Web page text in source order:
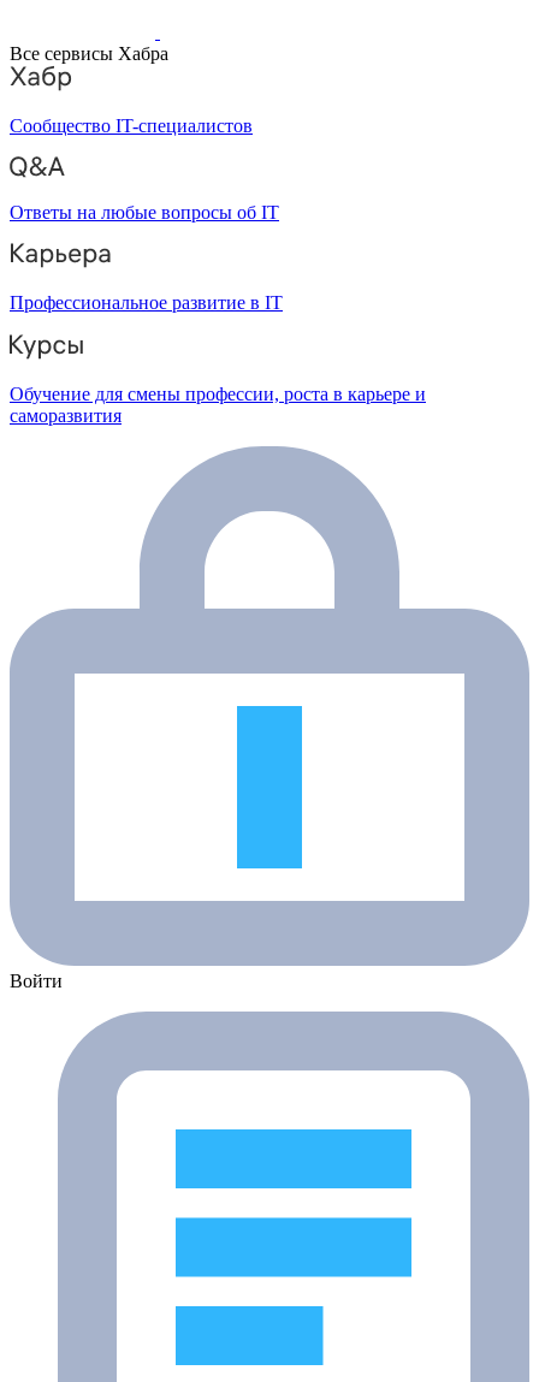
Все сервисы Хабра
Сообщество IT-специалистов
Ответы на любые вопросы об IT
Профессиональное развитие в IT
Обучение для смены профессии, роста в карьере и
саморазвития
Войти